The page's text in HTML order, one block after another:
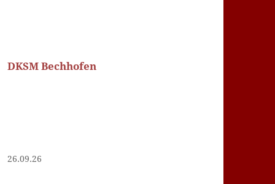
DKSM Bechhofen
26.09.26